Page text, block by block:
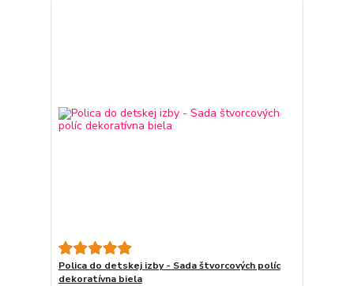
Polica do detskej izby - Sada štvorcových políc
dekoratívna biela